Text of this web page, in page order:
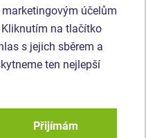
Fitness prvek SM135
Veslování
Novinka
účelům
na tlačítko
s jejich sběrem a
ten nejlepší
Přijímám